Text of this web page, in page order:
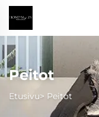
Peitot
Etusivu> Peitot